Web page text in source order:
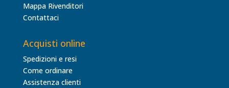
Mappa Rivenditori
Contattaci
Acquisti online
Spedizioni e resi
Come ordinare
Assistenza clienti